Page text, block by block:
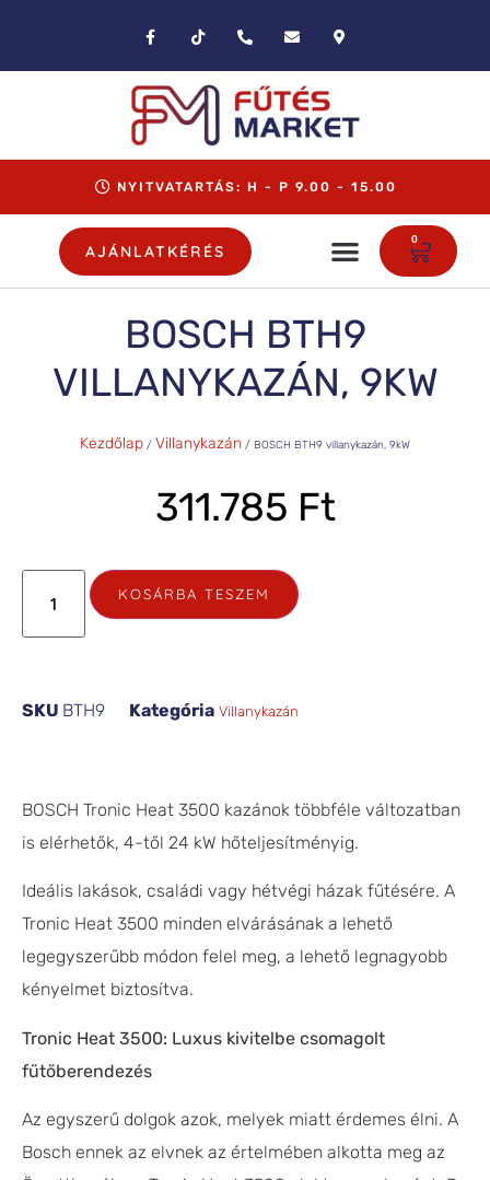
NYITVATARTÁS: H - P 9.00 - 15.00
AJÁNLATKÉRÉS
0
BOSCH BTH9
VILLANYKAZÁN, 9KW
Kezdőlap / Villanykazán / BOSCH BTH9 villanykazán, 9kW
311.785 Ft
KOSÁRBA TESZEM
SKU BTH9 Kategória Villanykazán
BOSCH Tronic Heat 3500 kazánok többféle változatban
is elérhetők, 4-től 24 kW hőteljesítményig.
Ideális lakások, családi vagy hétvégi házak fűtésére. A
Tronic Heat 3500 minden elvárásának a lehető
legegyszerűbb módon felel meg, a lehető legnagyobb
kényelmet biztosítva.
Tronic Heat 3500: Luxus kivitelbe csomagolt
fűtőberendezés
Az egyszerű dolgok azok, melyek miatt érdemes élni. A
Bosch ennek az elvnek az értelmében alkotta meg az